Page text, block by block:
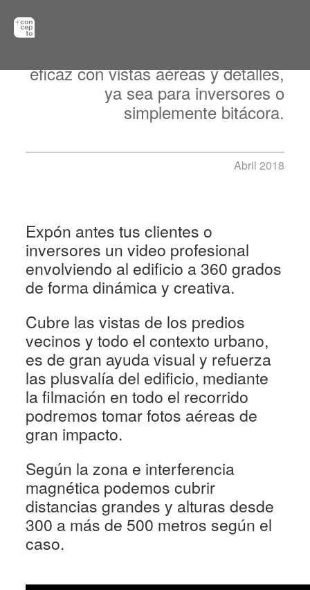
Renta de
drone para
seguimiento
de obra
eficaz con vistas aéreas y detalles,
ya sea para inversores o
simplemente bitácora.
Abril 2018
Expón antes tus clientes o
inversores un video profesional
envolviendo al edificio a 360 grados
de forma dinámica y creativa.
Cubre las vistas de los predios
vecinos y todo el contexto urbano,
es de gran ayuda visual y refuerza
las plusvalía del edificio, mediante
la filmación en todo el recorrido
podremos tomar fotos aéreas de
gran impacto.
Según la zona e interferencia
magnética podemos cubrir
distancias grandes y alturas desde
300 a más de 500 metros según el
caso.